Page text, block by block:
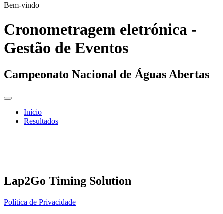
Bem-vindo
Cronometragem eletrónica -
Gestão de Eventos
Campeonato Nacional de Águas Abertas
Início
Resultados
Lap2Go Timing Solution
Política de Privacidade